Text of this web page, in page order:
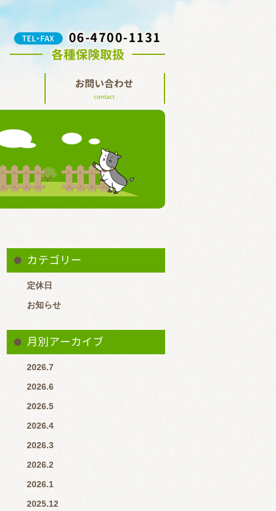
TEL・FAX
06-4700-1131
各種保険取扱
お問い合わせ
contact
カテゴリー
定休日
お知らせ
月別アーカイブ
2026.7
2026.6
2026.5
2026.4
2026.3
2026.2
2026.1
2025.12